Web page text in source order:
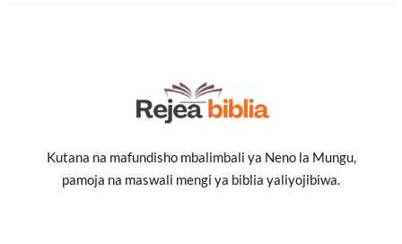
Kutana na mafundisho mbalimbali ya Neno la Mungu,
pamoja na maswali mengi ya biblia yaliyojibiwa.